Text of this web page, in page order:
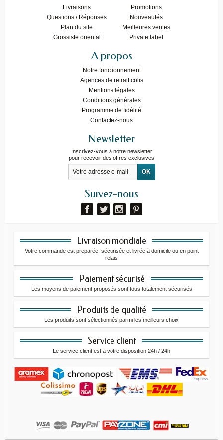
Livraisons
Questions / Réponses
Plan du site
Grossiste oriental
Promotions
Nouveautés
Meilleures ventes
Private label
A propos
Notre fonctionnement
Agences de retrait colis
Mentions légales
Conditions générales
Programme de fidélité
Contactez-nous
Newsletter
Inscrivez-vous à notre newsletter
pour recevoir des offres exclusives
Suivez-nous
Livraison mondiale
Votre commande est preparée, sécurisée et livrée à domicile ou en point
relais
Paiement sécurisé
Les moyens de paiement proposés sont tous totalement sécurisés
Produits de qualité
Les produits sont sélectionnés parmi les meilleurs choix
Service client
Le service client est a votre disposition 24h / 24h